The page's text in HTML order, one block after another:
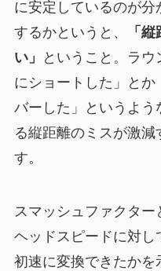
に安定しているのが
するかというと、
「
い」
ということ。ラ
にショートした」と
バーした」というよ
る縦距離のミスが激減
す。
スマッシュファクター
ヘッドスピードに対
初速に変換できたか